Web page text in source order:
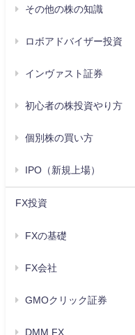
その他の株の知識
ロボアドバイザー投資
インヴァスト証券
初心者の株投資やり方
個別株の買い方
IPO（新規上場）
FX投資
FXの基礎
FX会社
GMOクリック証券
DMM FX